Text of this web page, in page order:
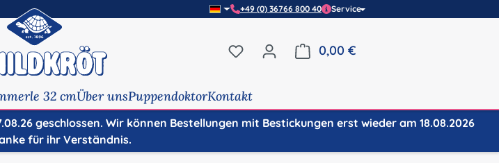
+49 (0) 36766 800 40 Service
Du hast 0 Produkte auf dem Merkzettel
0,00 €
32 cmÜber unsPuppendoktorKontakt
geschlossen. Wir können Bestellungen mit Bestickungen erst wieder am 18.08.2026
für ihr Verständnis.